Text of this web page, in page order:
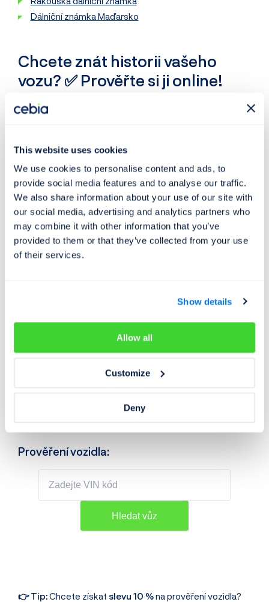
This website uses cookies
We use cookies to personalise content and ads, to
provide social media features and to analyse our traffic.
We also share information about your use of our site with
our social media, advertising and analytics partners who
may combine it with other information that you’ve
provided to them or that they’ve collected from your use
of their services.
Show details
Allow all
Customize
Deny
Dálniční známka Maďarsko
Chcete znát historii vašeho
vozu? ✅ Prověřte si ji online!
Kontrolu jakéhokoliv vozu na základě
U jakéhokoliv vozidla můžete prověřit:
Ověření pravosti VIN
Kontrolu tachometru
Kontrolu poškození(🌍 v 32+ zemích včetně
Kontrolu odcizení
Jakmile zadáte VIN kód vozidla, můžete si ihned zobrazit
motocykly
Prověření vozidla:
👉 Tip:Chcete získat slevu 10 %na prověření vozidla?